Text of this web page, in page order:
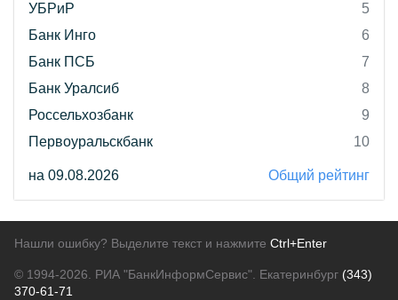
УБРиР
5
Банк Инго
6
Банк ПСБ
7
Банк Уралсиб
8
Россельхозбанк
9
Первоуральскбанк
10
на 09.08.2026 Общий рейтинг
Нашли ошибку? Выделите текст и нажмите Ctrl+Enter
© 1994-2026. РИА "БанкИнформСервис". Екатеринбург (343)
370-61-71